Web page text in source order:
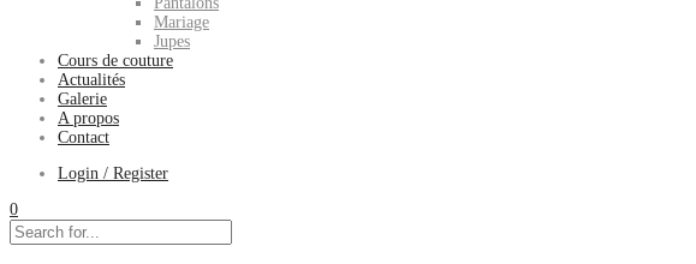
Mariage
Jupes
Cours de couture
Actualités
Galerie
A propos
Contact
Login / Register
0